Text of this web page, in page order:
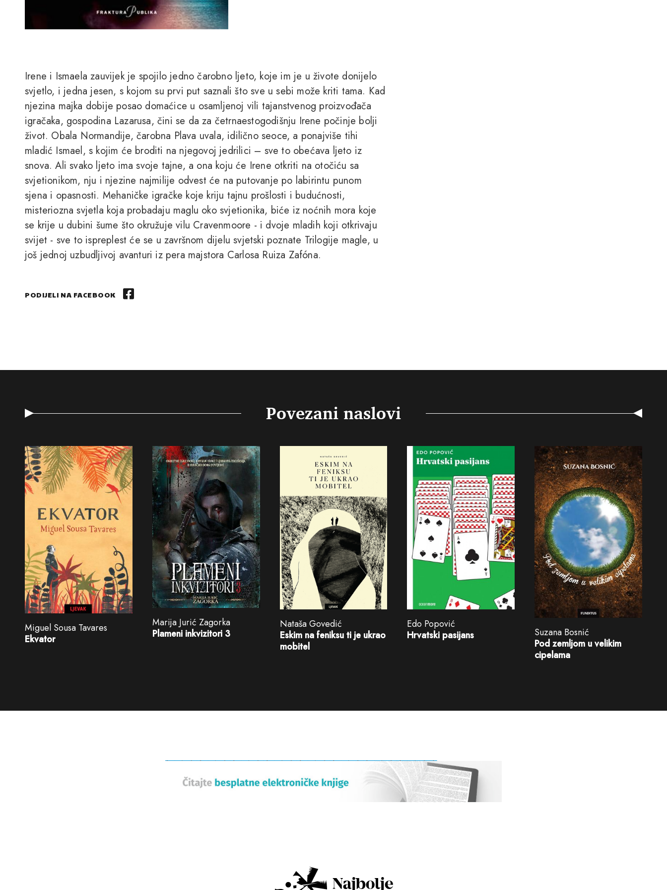
Irene i Ismaela zauvijek je spojilo jedno čarobno ljeto, koje im je u živote donijelo
svjetlo, i jedna jesen, s kojom su prvi put saznali što sve u sebi može kriti tama. Kad
njezina majka dobije posao domaćice u osamljenoj vili tajanstvenog proizvođača
igračaka, gospodina Lazarusa, čini se da za četrnaestogodišnju Irene počinje bolji
život. Obala Normandije, čarobna Plava uvala, idilično seoce, a ponajviše tihi
mladić Ismael, s kojim će broditi na njegovoj jedrilici – sve to obećava ljeto iz
snova. Ali svako ljeto ima svoje tajne, a ona koju će Irene otkriti na otočiću sa
svjetionikom, nju i njezine najmilije odvest će na putovanje po labirintu punom
sjena i opasnosti. Mehaničke igračke koje kriju tajnu prošlosti i budućnosti,
misteriozna svjetla koja probadaju maglu oko svjetionika, biće iz noćnih mora koje
se krije u dubini šume što okružuje vilu Cravenmoore - i dvoje mladih koji otkrivaju
svijet - sve to ispreplest će se u završnom dijelu svjetski poznate Trilogije magle, u
još jednoj uzbudljivoj avanturi iz pera majstora Carlosa Ruiza Zafóna.
PODIJELI NA FACEBOOK
Povezani naslovi
Miguel Sousa Tavares
Ekvator
Marija Jurić Zagorka
Plameni inkvizitori 3
Nataša Govedić
Eskim na feniksu ti je ukrao
mobitel
Edo Popović
Hrvatski pasijans
Suzana Bosnić
Pod zemljom u velikim
cipelama